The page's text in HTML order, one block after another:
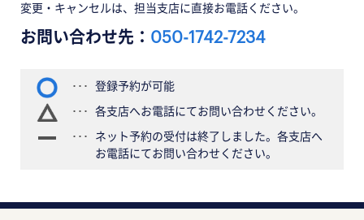
変更・キャンセルは、担当支店に直接お電話ください。
お問い合わせ先： 050-1742-7234
登録予約が可能
各支店へお電話にてお問い合わせください。
ネット予約の受付は終了しました。各支店へ
お電話にてお問い合わせください。